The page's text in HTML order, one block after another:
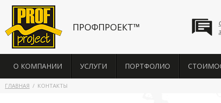
ПРОФПРОЕКТ™
О КОМПАНИИ УСЛУГИ ПОРТФОЛИО
ГЛАВНАЯ КОНТАКТЫ